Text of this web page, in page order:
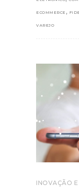
ECOMMERCE ,
VAREJO
INOVAÇÃO